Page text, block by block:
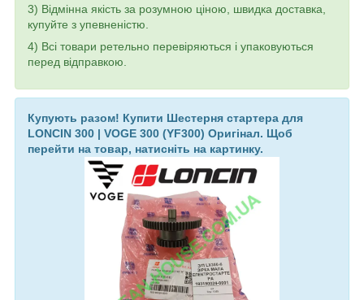
3) Відмінна якість за розумною ціною, швидка доставка,
купуйте з упевненістю.
4) Всі товари ретельно перевіряються і упаковуються
перед відправкою.
Купують разом! Купити Шестерня стартера для
LONCIN 300 | VOGE 300 (YF300) Оригінал. Щоб
перейти на товар, натисніть на картинку.